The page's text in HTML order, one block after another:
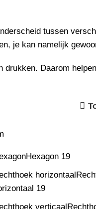
tussen
, je kan namelijk
Daarom
Hexagon 19
horizontaal
19
verticaal